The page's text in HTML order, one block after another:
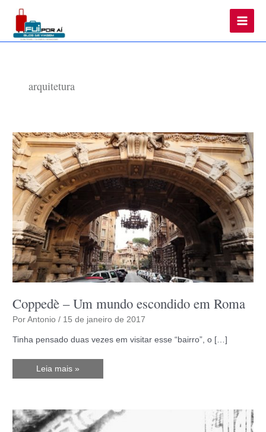
Main
arquitetura
Coppedè – Um mundo escondido em Roma
PorAntonio/ 15 de janeiro de 2017
Tinha pensado duas vezes em visitar esse “bairro”, o […]
Coppedè
Roma
Leia mais »